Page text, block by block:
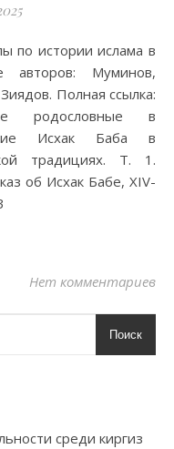
авторов: Муминов,
Полная ссылка:
родословные в
Исхак Баба в
традициях. Т. 1.
об Исхак Бабе, XIV-
Нет комментариев
Поиск
среди киргиз